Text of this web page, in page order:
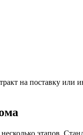
на поставку
этапов.